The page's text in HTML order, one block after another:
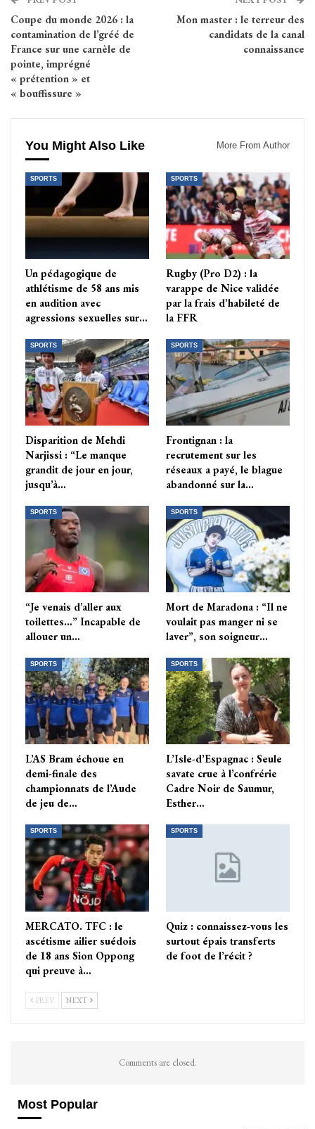
Coupe du monde 2026 : la
contamination de l’gréé de
France sur une carnèle de
pointe, imprégné
« prétention » et
« bouffissure »
Mon master : le terreur des
candidats de la canal
connaissance
You Might Also Like More From Author
SPORTS
Un pédagogique de
athlétisme de 58 ans mis
en audition avec
agressions sexuelles sur…
SPORTS
Rugby (Pro D2) : la
varappe de Nice validée
par la frais d’habileté de
la FFR
SPORTS
Disparition de Mehdi
Narjissi : “Le manque
grandit de jour en jour,
jusqu’à…
SPORTS
Frontignan : la
recrutement sur les
réseaux a payé, le blague
abandonné sur la…
SPORTS
“Je venais d’aller aux
toilettes…” Incapable de
allouer un…
SPORTS
Mort de Maradona : “Il ne
voulait pas manger ni se
laver”, son soigneur…
SPORTS
L’AS Bram échoue en
demi-finale des
championnats de l’Aude
de jeu de…
SPORTS
L’Isle-d’Espagnac : Seule
savate crue à l’confrérie
Cadre Noir de Saumur,
Esther…
SPORTS
MERCATO. TFC : le
ascétisme ailier suédois
de 18 ans Sion Oppong
qui preuve à…
SPORTS
Quiz : connaissez-vous les
surtout épais transferts
de foot de l’récit ?
PREV NEXT
Comments are closed.
Most Popular